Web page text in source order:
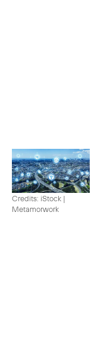
Credits: iStock |
Metamorwork